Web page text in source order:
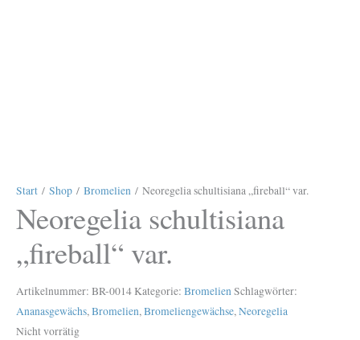
Start / Shop / Bromelien / Neoregelia schultisiana „fireball“ var.
Neoregelia schultisiana
„fireball“ var.
Artikelnummer: BR-0014 Kategorie: BromelienSchlagwörter:
Ananasgewächs,Bromelien,Bromeliengewächse,Neoregelia
Nicht vorrätig